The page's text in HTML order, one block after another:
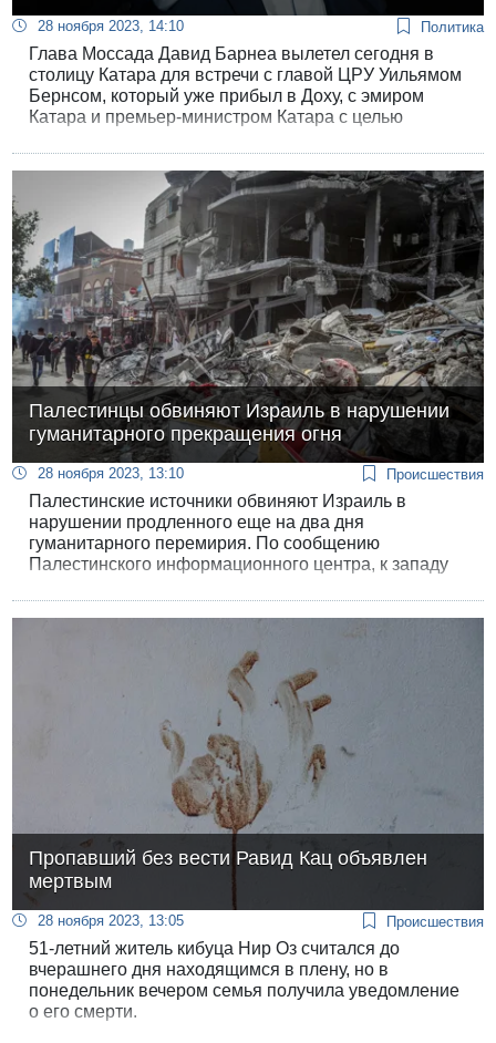
28 ноября 2023, 14:10 Политика
Глава Моссада Давид Барнеа вылетел сегодня в
столицу Катара для встречи с главой ЦРУ Уильямом
Бернсом, который уже прибыл в Доху, с эмиром
Катара и премьер-министром Катара с целью
заложников.
Палестинцы обвиняют Израиль в нарушении
гуманитарного прекращения огня
28 ноября 2023, 13:10 Происшествия
Палестинские источники обвиняют Израиль в
нарушении продленного еще на два дня
гуманитарного перемирия. По сообщению
Палестинского информационного центра, к западу
взрывы.
Пропавший без вести Равид Кац объявлен
мертвым
28 ноября 2023, 13:05 Происшествия
51-летний житель кибуца Нир Оз считался до
вчерашнего дня находящимся в плену, но в
понедельник вечером семья получила уведомление
о его смерти.